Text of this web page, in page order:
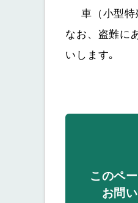
車（小型特
なお、盗難に
いします｡
このペ
お問